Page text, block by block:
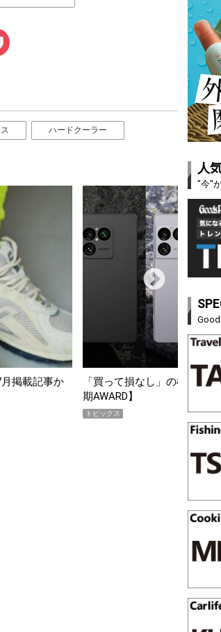
ハードクーラー
2026上半
薄着になる季節の夏こそ“映
SHOCK「GRAVITYMASTER
PR
人
"今"